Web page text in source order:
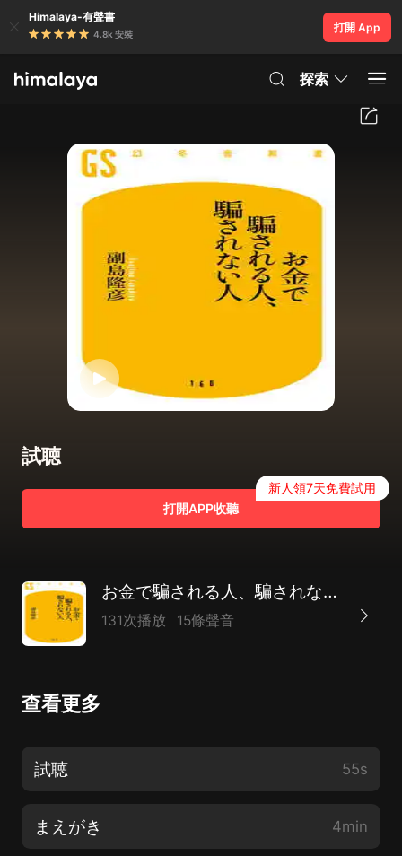
Himalaya-有聲書
4.8k 安裝
打開 App
探索
試聴
打開APP收聽
新人領7天免費試用
お金で騙される人、騙されない人
131次播放 15條聲音
查看更多
試聴 55s
まえがき 4min